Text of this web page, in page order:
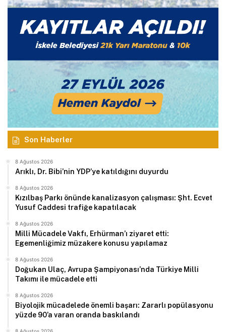
Son Haberler
8 Ağustos 2026
Arıklı, Dr. Bibi’nin YDP’ye katıldığını duyurdu
8 Ağustos 2026
Kızılbaş Parkı önünde kanalizasyon çalışması: Şht. Ecvet
Yusuf Caddesi trafiğe kapatılacak
8 Ağustos 2026
Milli Mücadele Vakfı, Erhürman’ı ziyaret etti:
Egemenliğimiz müzakere konusu yapılamaz
8 Ağustos 2026
Doğukan Ulaç, Avrupa Şampiyonası’nda Türkiye Milli
Takımı ile mücadele etti
8 Ağustos 2026
Biyolojik mücadelede önemli başarı: Zararlı popülasyonu
yüzde 90’a varan oranda baskılandı